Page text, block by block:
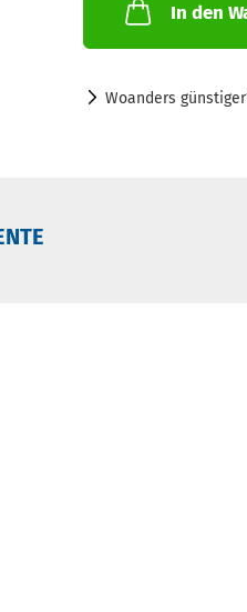
In den
Woanders